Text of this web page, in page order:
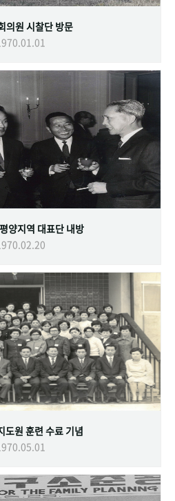
의원 시찰단 방문
양지역 대표단 내방
도원 훈련 수료 기념